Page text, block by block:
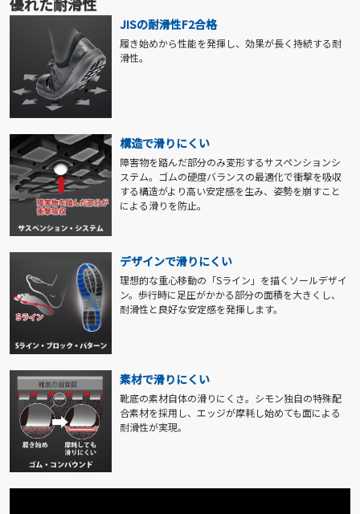
優れた耐滑性
JISの耐滑性F2合格
履き始めから性能を発揮し、効果が長く持続する耐
滑性。
構造で滑りにくい
障害物を踏んだ部分のみ変形するサスペンションシ
ステム。ゴムの硬度バランスの最適化で衝撃を吸収
する構造がより高い安定感を生み、姿勢を崩すこと
による滑りを防止。
デザインで滑りにくい
理想的な重心移動の「Sライン」を描くソールデザイ
ン。歩行時に足圧がかかる部分の面積を大きくし、
耐滑性と良好な安定感を発揮します。
素材で滑りにくい
靴底の素材自体の滑りにくさ。シモン独自の特殊配
合素材を採用し、エッジが摩耗し始めても面による
耐滑性が実現。